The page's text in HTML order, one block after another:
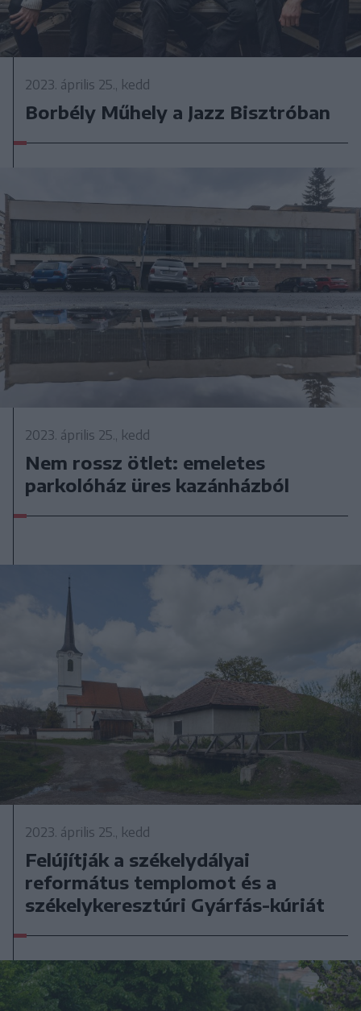
2023. április 25., kedd
Borbély Műhely a Jazz Bisztróban
2023. április 25., kedd
Nem rossz ötlet: emeletes
parkolóház üres kazánházból
2023. április 25., kedd
Felújítják a székelydályai
református templomot és a
székelykeresztúri Gyárfás-kúriát